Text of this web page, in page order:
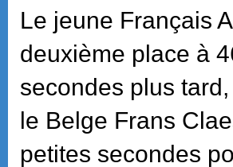
Le jeune Français
deuxième place à
secondes plus
le Belge Frans
petites secondes